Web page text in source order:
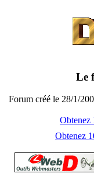
Le
Forum créé le 28/1/
Obtenez
Obtenez